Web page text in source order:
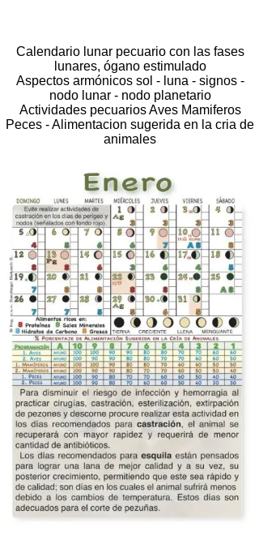
Calendario lunar pecuario con las fases
lunares, ógano estimulado
Aspectos armónicos sol - luna - signos -
nodo lunar - nodo planetario
Actividades pecuarios Aves Mamiferos
Peces - Alimentacion sugerida en la cria de
animales